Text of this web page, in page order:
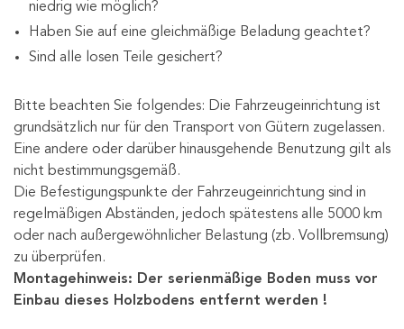
niedrig wie möglich?
Haben Sie auf eine gleichmäßige Beladung geachtet?
Sind alle losen Teile gesichert?
Bitte beachten Sie folgendes: Die Fahrzeugeinrichtung ist
grundsätzlich nur für den Transport von Gütern zugelassen.
Eine andere oder darüber hinausgehende Benutzung gilt als
nicht bestimmungsgemäß.
Die Befestigungspunkte der Fahrzeugeinrichtung sind in
regelmäßigen Abständen, jedoch spätestens alle 5000 km
oder nach außergewöhnlicher Belastung (zb. Vollbremsung)
zu überprüfen.
Montagehinweis: Der serienmäßige Boden muss vor
Einbau dieses Holzbodens entfernt werden !